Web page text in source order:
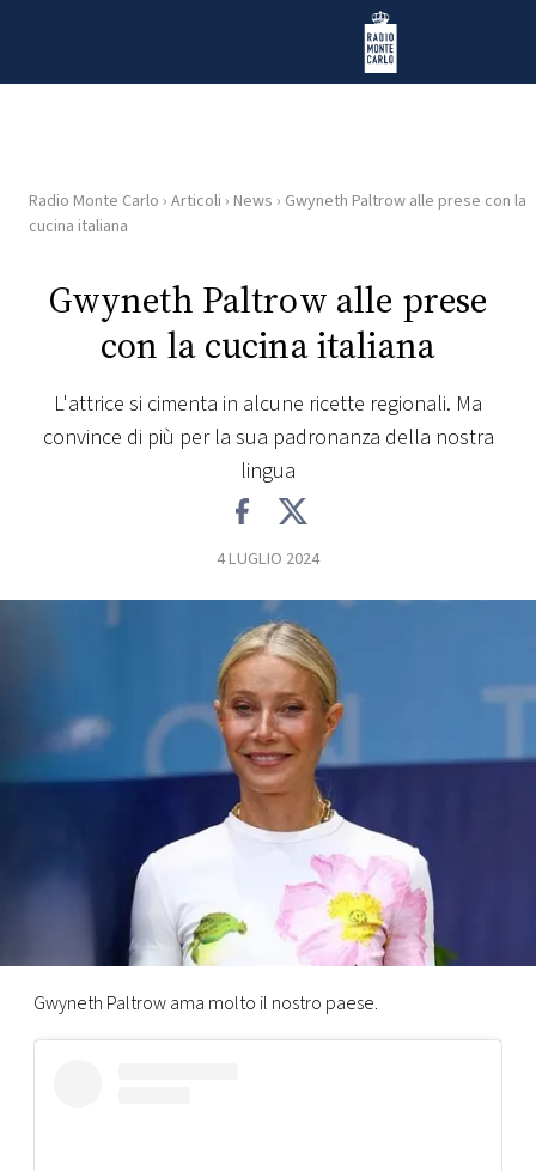
Radio Monte Carlo
HOME
RADIO
PLAYLIST
EVENTI
PRINCIPATO
DI
Radio Monte Carlo › Articoli › News › Gwyneth Paltrow alle prese con la
cucina italiana
Gwyneth Paltrow alle prese
con la cucina italiana
L'attrice si cimenta in alcune ricette regionali. Ma
convince di più per la sua padronanza della nostra
lingua
4 LUGLIO 2024
Gwyneth Paltrow ama molto il nostro paese.